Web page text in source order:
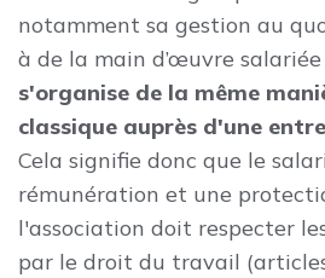
notamment sa gestion au
à de la main d’œuvre
s'organise de la même
classique auprès d'une
Cela signifie donc que le
rémunération et une
l'association doit respecter
par le droit du travail